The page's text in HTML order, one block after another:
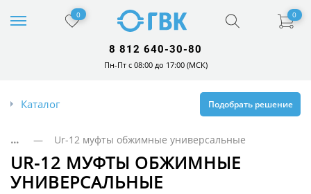
0 0
8 812 640-30-80
Пн-Пт с 08:00 до 17:00 (МСК)
Каталог Подобрать решение
... — Ur-12 муфты обжимные универсальные
UR-12 МУФТЫ ОБЖИМНЫЕ
УНИВЕРСАЛЬНЫЕ